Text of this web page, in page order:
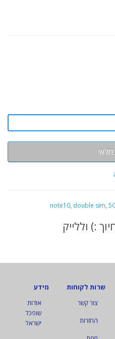
note10, double sim,
:) וללייק
מידע
אודות
שופכל
ישראל
שרות לקוחות
צור קשר
החזרות